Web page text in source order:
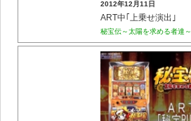
2012年12月11日
ART中｢上乗せ演出｣
秘宝伝～太陽を求める者達～